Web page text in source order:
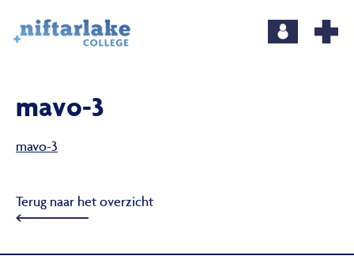
mavo-3
mavo-3
Terug naar het overzicht